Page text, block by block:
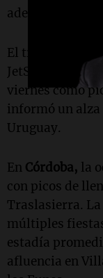
además de
El transporte
JetSmart
viernes como
informó un alza
Uruguay.
En Córdoba, la
con picos de
Traslasierra.
múltiples
estadía
afluencia en